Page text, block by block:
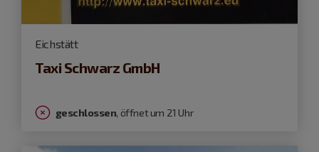
Eichstätt
Taxi Schwarz GmbH
geschlossen, öffnet um 21 Uhr